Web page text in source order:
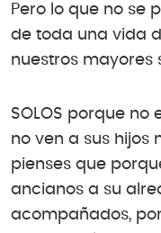
Pero lo que no se
de toda una vida
nuestros mayores
SOLOS porque no
no ven a sus hijos
pienses que
ancianos a su
acompañados,